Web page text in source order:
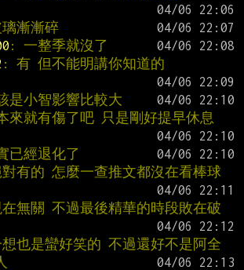
漸漸碎
: 一整季就沒了
: 有 但不能明講你知道的
是小智影響比較大
來就有傷了吧 只是剛好提早休息
已經退化了
有的 怎麼一查推文都沒在看棒球
無關 不過最後精華的時段敗在破
也是蠻好笑的 不過還好不是阿全